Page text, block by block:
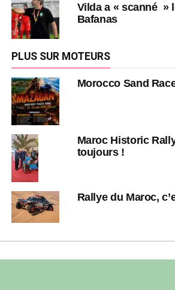
Vilda a « scanné »
Bafanas
PLUS SUR MOTEURS
Morocco Sand
Maroc Historic
toujours !
Rallye du Maroc,